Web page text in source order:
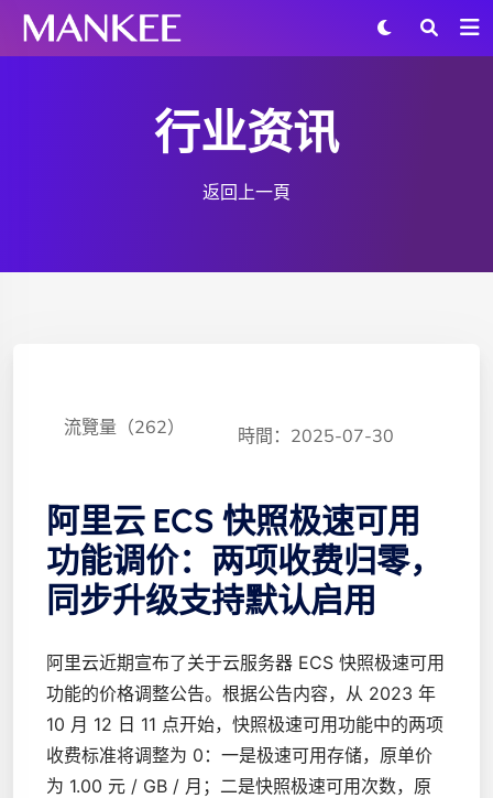
行业资讯
返回上一頁
流覽量（262） 時間：2025-07-30
阿里云 ECS 快照极速可用
功能调价：两项收费归零，
同步升级支持默认启用
阿里云近期宣布了关于云服务器 ECS 快照极速可用
功能的价格调整公告。根据公告内容，从 2023 年
10 月 12 日 11 点开始，快照极速可用功能中的两项
收费标准将调整为 0：一是极速可用存储，原单价
为 1.00 元 / GB / 月；二是快照极速可用次数，原